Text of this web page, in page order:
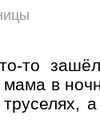
то
мама в